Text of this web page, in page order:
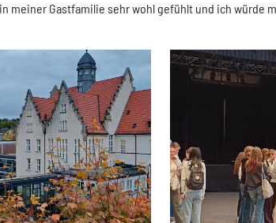
meiner Gastfamilie sehr wohl gefühlt und ich würde